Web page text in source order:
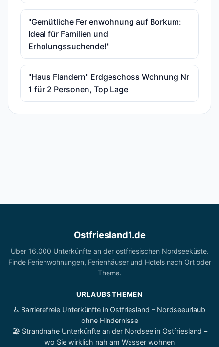
"Gemütliche Ferienwohnung auf Borkum:
Ideal für Familien und
Erholungssuchende!"
"Haus Flandern" Erdgeschoss Wohnung Nr
1 für 2 Personen, Top Lage
Ostfriesland1.de
Über 16.000 Unterkünfte an der ostfriesischen Nordseeküste.
Finde Ferienwohnungen, Ferienhäuser und Hotels nach Ort oder
Thema.
URLAUBSTHEMEN
♿ Barrierefreie Unterkünfte in Ostfriesland – Nordseeurlaub
ohne Hindernisse
🏖️ Strandnahe Unterkünfte an der Nordsee in Ostfriesland –
wo Sie wirklich nah am Wasser wohnen